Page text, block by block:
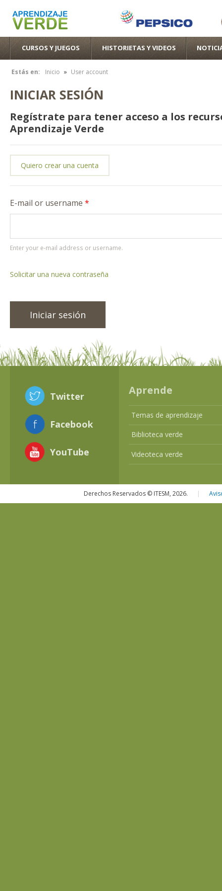
CURSOS Y JUEGOS HISTORIETAS Y VIDEOS
Estás en:
Se encuentra usted aquí
Inicio » User account
INICIAR SESIÓN
Regístrate para tener acceso a los
Aprendizaje Verde
Quiero crear una cuenta
E-mail or username *
Enter your e-mail address or username.
Solicitar una nueva contraseña
Twitter
Facebook
YouTube
Aprende
Temas de aprendizaje
Biblioteca verde
Videoteca verde
Derechos Reservados © ITESM, 2026. |